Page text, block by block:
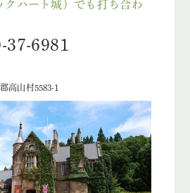
クハート城）でも打ち合わ
37-6981
高山村5583-1